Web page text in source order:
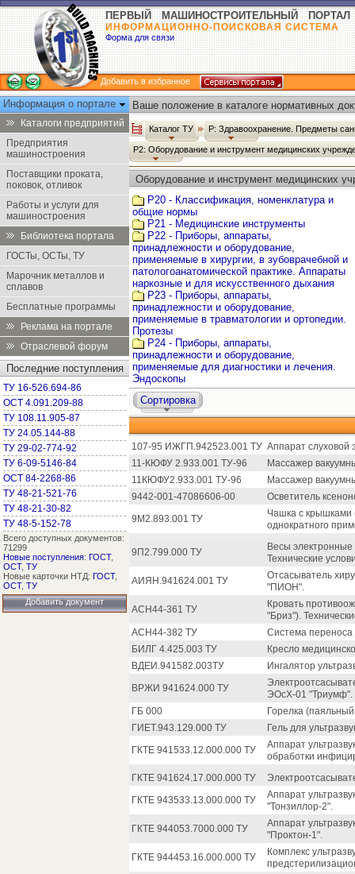
ПЕРВЫЙ МАШИНОСТРОИТЕЛЬНЫЙ ПОРТАЛ
ИНФОРМАЦИОННО-ПОИСКОВАЯ СИСТЕМА
Форма для связи
Добавить в избранное
Информация о портале
Каталоги предприятий
Предприятия
машиностроения
Поставщики проката,
поковок, отливок
Работы и услуги для
машиностроения
Библиотека портала
ГОСТы, ОСТы, ТУ
Марочник металлов и
сплавов
Бесплатные программы
Реклама на портале
Отраслевой форум
Последние поступления
ТУ 16-526.694-86
ОСТ 4.091.209-88
ТУ 108.11.905-87
ТУ 24.05.144-88
ТУ 29-02-774-92
ТУ 6-09-5146-84
ОСТ 84-2268-86
ТУ 48-21-521-76
ТУ 48-21-30-82
ТУ 48-5-152-78
Всего доступных документов:
71299
Новые поступления: ГОСТ,
ОСТ, ТУ
Новые карточки НТД: ГОСТ,
ОСТ, ТУ
Добавить документ
Ваше положение в каталоге нормативных
Каталог ТУ Р: Здравоохранение. Предметы
Р2: Оборудование и инструмент медицинских
Оборудование и инструмент медицинских
Р20 - Классификация, номенклатура и
общие нормы
Р21 - Медицинские инструменты
Р22 - Приборы, аппараты,
принадлежности и оборудование,
применяемые в хирургии, в зубоврачебной и
патологоанатомической практике. Аппараты
наркозные и для искусственного дыхания
Р23 - Приборы, аппараты,
принадлежности и оборудование,
применяемые в травматологии и ортопедии.
Протезы
Р24 - Приборы, аппараты,
принадлежности и оборудование,
применяемые для диагностики и лечения.
Эндоскопы
Сортировка
107-95 ИЖГП.942523.001 ТУ Аппарат слуховой
11-КЮФУ 2.933.001 ТУ-96
Массажер
11КЮФУ2.933.001 ТУ-96
Массажер
9442-001-47086606-00
Осветитель
9М2.893.001 ТУ
Чашка с крышками
однократного
9П2.799.000 ТУ
Весы
Технические
АИЯН.941624.001 ТУ
Отсасыватель
"ПИОН".
АСН44-361 ТУ
Кровать
"Бриз").
АСН44-382 ТУ
Система переноса
БИЛГ 4.425.003 ТУ
Кресло
ВДЕИ.941582.003ТУ
Ингалятор
ВРЖИ 941624.000 ТУ
ЭОсХ-01 "Триумф".
ГБ 000
Горелка
ГИЕТ.943.129.000 ТУ
Гель для
ГКТЕ 941533.12.000.000 ТУ
Аппарат
обработки
ГКТЕ 941624.17.000.000 ТУ
ГКТЕ 943533.13.000.000 ТУ
Аппарат
"Тонзиллор-2".
ГКТЕ 944053.7000.000 ТУ
Аппарат
"Проктон-1".
ГКТЕ 944453.16.000.000 ТУ
Комплекс